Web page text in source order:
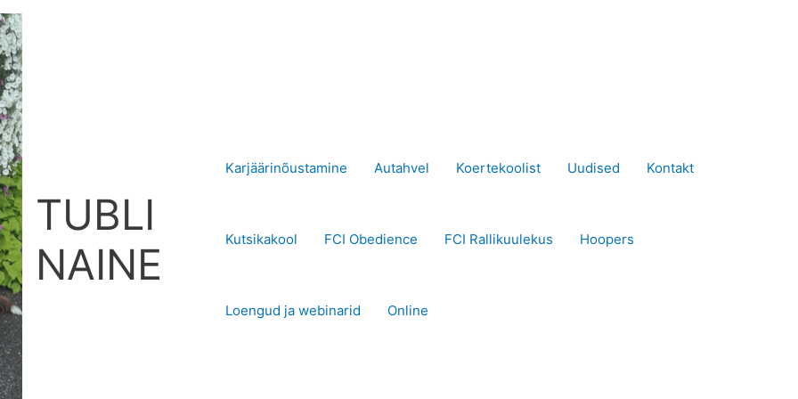
TUBLI
NAINE
Karjäärinõustamine Autahvel Koertekoolist Uudised Kontakt
Kutsikakool FCI Obedience FCI Rallikuulekus Hoopers
Loengud ja webinarid Online